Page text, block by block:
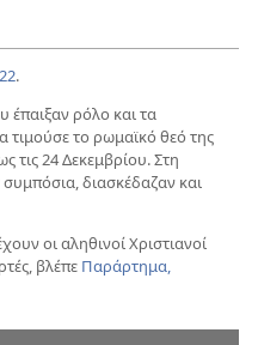
.
έπαιξαν ρόλο και τα
τιμούσε το ρωμαϊκό θεό της
τις 24 Δεκεμβρίου. Στη
διασκέδαζαν και
οι αληθινοί Χριστιανοί
βλέπε Παράρτημα,